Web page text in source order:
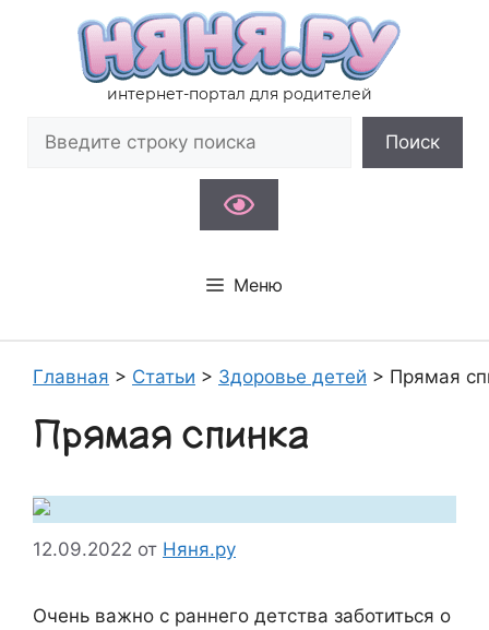
содержимому
интернет-портал для родителей
Поиск
Меню
Главная > Статьи > Здоровье детей > Прямая
Прямая спинка
12.09.2022 от Няня.ру
Очень важно с раннего детства заботиться о